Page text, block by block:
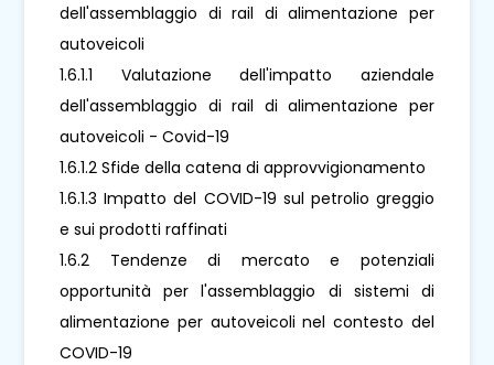
dell'assemblaggio di rail di alimentazione per
autoveicoli
1.6.1.1 Valutazione dell'impatto aziendale
dell'assemblaggio di rail di alimentazione per
autoveicoli - Covid-19
1.6.1.2 Sfide della catena di approvvigionamento
1.6.1.3 Impatto del COVID-19 sul petrolio greggio
e sui prodotti raffinati
1.6.2 Tendenze di mercato e potenziali
opportunità per l'assemblaggio di sistemi di
alimentazione per autoveicoli nel contesto del
COVID-19